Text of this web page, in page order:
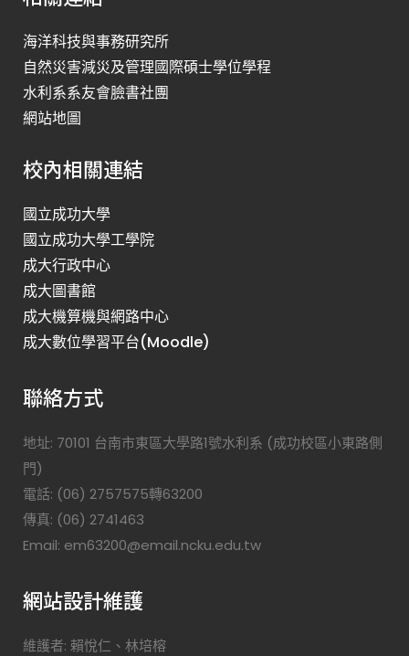
海洋科技與事務研究所
自然災害減災及管理國際碩士學位學程
水利系系友會臉書社團
網站地圖
校內相關連結
國立成功大學
國立成功大學工學院
成大行政中心
成大圖書館
成大機算機與網路中心
成大數位學習平台(Moodle)
聯絡方式
地址: 70101 台南市東區大學路1號水利系 (成功校區小東路側
門)
電話: (06) 2757575轉63200
傳真: (06) 2741463
Email: em63200@email.ncku.edu.tw
網站設計維護
維護者: 賴悅仁、林培榕